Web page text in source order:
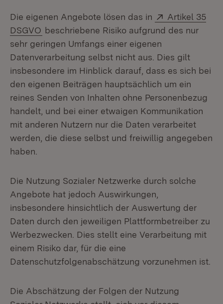
Die eigenen Angebote lösen das in Extern:
Artikel 35
DSGVO (Öffnet in neuem Fenster)
beschriebene Risiko aufgrund des nur
sehr geringen Umfangs einer eigenen
Datenverarbeitung selbst nicht aus. Dies gilt
insbesondere im Hinblick darauf, dass es sich bei
den eigenen Beiträgen hauptsächlich um ein
reines Senden von Inhalten ohne Personenbezug
handelt, und bei einer etwaigen Kommunikation
mit anderen Nutzern nur die Daten verarbeitet
werden, die diese selbst und freiwillig angegeben
haben.
Die Nutzung Sozialer Netzwerke durch solche
Angebote hat jedoch Auswirkungen,
insbesondere hinsichtlich der Auswertung der
Daten durch den jeweiligen Plattformbetreiber zu
Werbezwecken. Dies stellt eine Verarbeitung mit
einem Risiko dar, für die eine
Datenschutzfolgenabschätzung vorzunehmen ist.
Die Abschätzung der Folgen der Nutzung